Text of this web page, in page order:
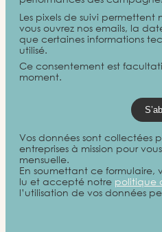
Les pixels de suivi
vous ouvrez nos emails, la
que certaines informations
utilisé.
Ce consentement est
moment.
Vos données sont collectées
entreprises à mission pour
mensuelle.
En soumettant ce formulaire,
lu et accepté notre politique
l’utilisation de vos données